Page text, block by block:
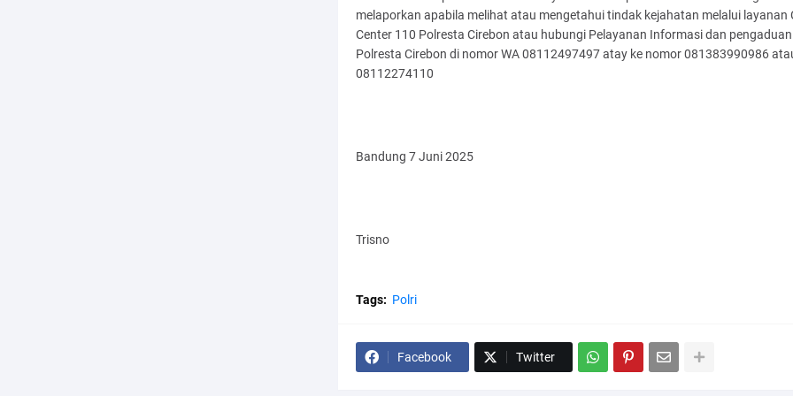
melaporkan apabila melihat atau mengetahui tindak kejahatan melalui layanan
Center 110 Polresta Cirebon atau hubungi Pelayanan Informasi dan pengaduan
Polresta Cirebon di nomor WA 08112497497 atay ke nomor 081383990986
08112274110
Bandung 7 Juni 2025
Trisno
Tags: Polri
Facebook Twitter